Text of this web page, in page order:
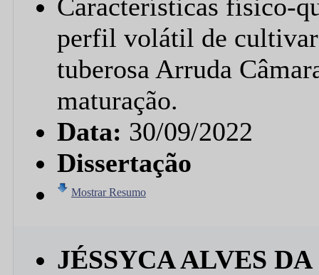
Características físico-
perfil volátil de
tuberosa Arruda
maturação.
Data: 30/09/2022
Dissertação
Mostrar Resumo
JÉSSYCA ALVES